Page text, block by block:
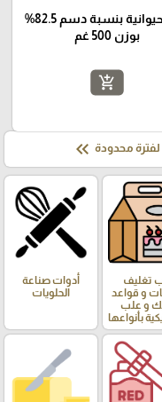
زبدة حيوانية بنسبة دسم 82.5%
بوزن 500 غم
add_shopping_cart
محدودة keyboard_double_arrow_left
تغليف
و قواعد
و علب
بأنواعها
أدوات صناعة
الحلويات